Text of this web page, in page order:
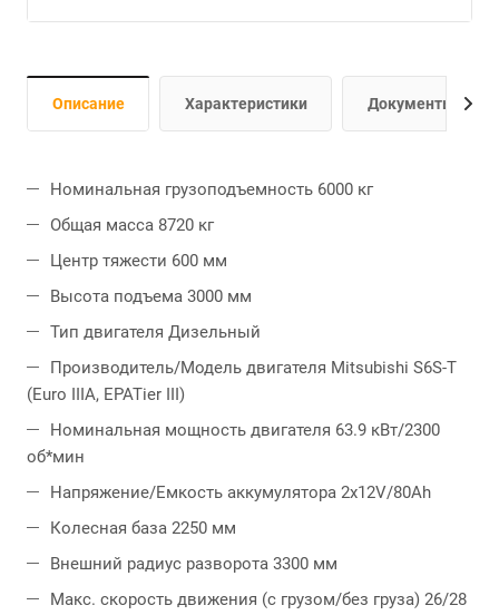
Описание Характеристики Документы
Номинальная грузоподъемность 6000 кг
Общая масса 8720 кг
Центр тяжести 600 мм
Высота подъема 3000 мм
Тип двигателя Дизельный
Производитель/Модель двигателя Mitsubishi S6S-T
(Euro IIIA, EPATier III)
Номинальная мощность двигателя 63.9 кВт/2300
об*мин
Напряжение/Емкость аккумулятора 2x12V/80Ah
Колесная база 2250 мм
Внешний радиус разворота 3300 мм
Макс. скорость движения (с грузом/без груза) 26/28